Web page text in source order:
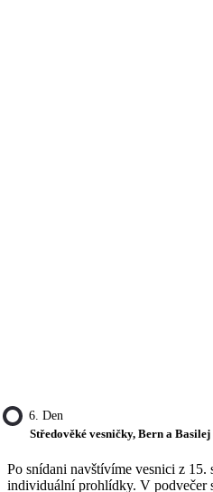
6. Den
Středověké vesničky, Bern a Basilej
Po snídani navštívíme vesnici z 15.
individuální prohlídky. V podvečer